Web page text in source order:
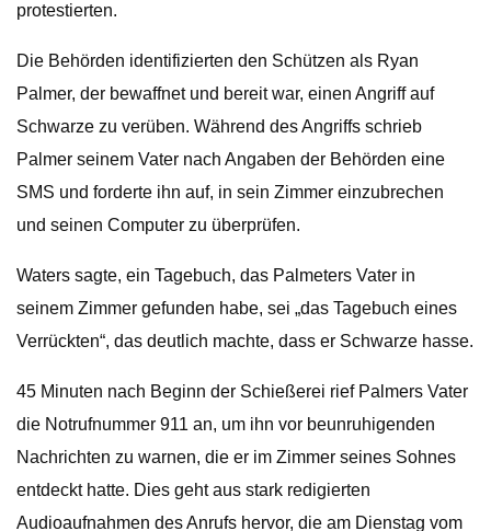
protestierten.
Die Behörden identifizierten den Schützen als Ryan
Palmer, der bewaffnet und bereit war, einen Angriff auf
Schwarze zu verüben. Während des Angriffs schrieb
Palmer seinem Vater nach Angaben der Behörden eine
SMS und forderte ihn auf, in sein Zimmer einzubrechen
und seinen Computer zu überprüfen.
Waters sagte, ein Tagebuch, das Palmeters Vater in
seinem Zimmer gefunden habe, sei „das Tagebuch eines
Verrückten“, das deutlich machte, dass er Schwarze hasse.
45 Minuten nach Beginn der Schießerei rief Palmers Vater
die Notrufnummer 911 an, um ihn vor beunruhigenden
Nachrichten zu warnen, die er im Zimmer seines Sohnes
entdeckt hatte. Dies geht aus stark redigierten
Audioaufnahmen des Anrufs hervor, die am Dienstag vom